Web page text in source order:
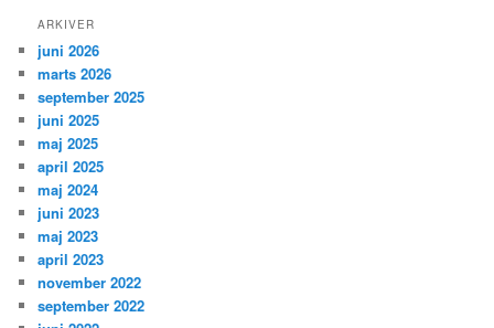
ARKIVER
juni 2026
marts 2026
september 2025
juni 2025
maj 2025
april 2025
maj 2024
juni 2023
maj 2023
april 2023
november 2022
september 2022